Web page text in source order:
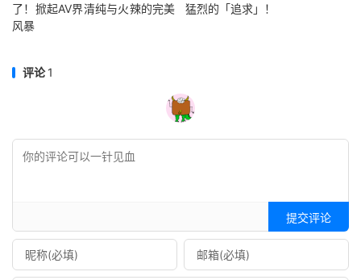
了！掀起AV界清纯与火辣的完美
风暴
猛烈的「追求」！
评论1
提交评论